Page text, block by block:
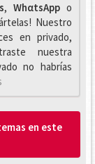
, WhαtsAppo
Nuestro
en privado,
nuestra
no habrías
en este